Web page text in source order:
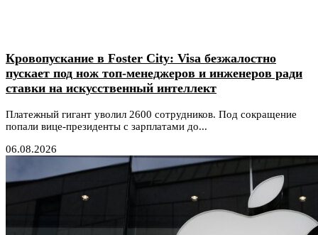
Кровопускание в Foster City: Visa безжалостно
пускает под нож топ-менеджеров и инженеров ради
ставки на искусственный интеллект
Платежный гигант уволил 2600 сотрудников. Под сокращение
попали вице-президенты с зарплатами до...
06.08.2026